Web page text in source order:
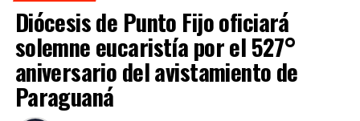
Diócesis de Punto Fijo oficiará
solemne eucaristía por el 527°
aniversario del avistamiento de
Paraguaná